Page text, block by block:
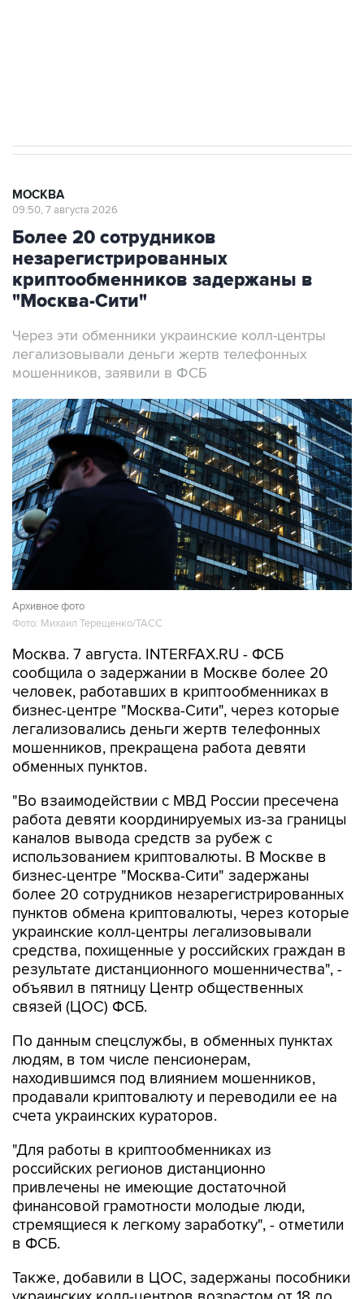
МОСКВА
09:50, 7 августа 2026
Более 20 сотрудников
незарегистрированных
криптообменников задержаны в
"Москва-Сити"
Через эти обменники украинские колл-центры
легализовывали деньги жертв телефонных
мошенников, заявили в ФСБ
Архивное фото
Фото: Михаил Терещенко/ТАСС
Москва. 7 августа. INTERFAX.RU - ФСБ
сообщила о задержании в Москве более 20
человек, работавших в криптообменниках в
бизнес-центре "Москва-Сити", через которые
легализовались деньги жертв телефонных
мошенников, прекращена работа девяти
обменных пунктов.
"Во взаимодействии с МВД России пресечена
работа девяти координируемых из-за границы
каналов вывода средств за рубеж с
использованием криптовалюты. В Москве в
бизнес-центре "Москва-Сити" задержаны
более 20 сотрудников незарегистрированных
пунктов обмена криптовалюты, через которые
украинские колл-центры легализовывали
средства, похищенные у российских граждан в
результате дистанционного мошенничества", -
объявил в пятницу Центр общественных
связей (ЦОС) ФСБ.
По данным спецслужбы, в обменных пунктах
людям, в том числе пенсионерам,
находившимся под влиянием мошенников,
продавали криптовалюту и переводили ее на
счета украинских кураторов.
"Для работы в криптообменниках из
российских регионов дистанционно
привлечены не имеющие достаточной
финансовой грамотности молодые люди,
стремящиеся к легкому заработку", - отметили
в ФСБ.
Также, добавили в ЦОС, задержаны пособники